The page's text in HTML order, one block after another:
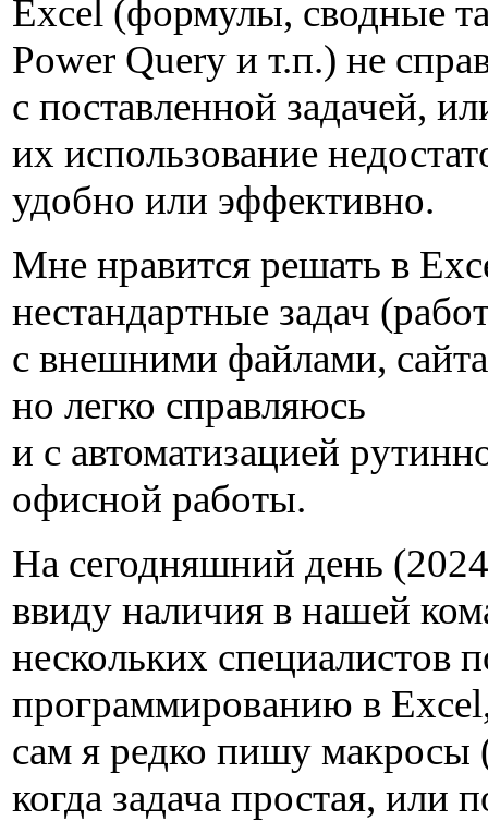
Excel (формулы, сводные
Power Query и т.п.) не
с поставленной задачей,
их использование
удобно или эффективно.
Мне нравится решать в
нестандартные задач
с внешними файлами,
но легко справляюсь
и с автоматизацией
офисной работы.
На сегодняшний день
ввиду наличия в нашей
нескольких специалистов
программированию в
сам я редко пишу макросы
когда задача простая, или